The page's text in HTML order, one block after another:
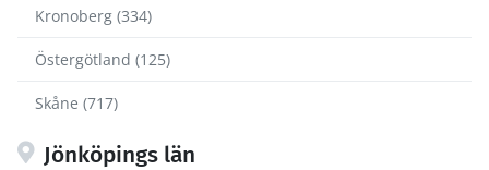
Kronoberg (334)
Östergötland (125)
Skåne (717)
Jönköpings län